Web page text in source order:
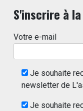
S'inscrire à
Votre e-mail
Je souhaite
newsletter de
Je souhaite